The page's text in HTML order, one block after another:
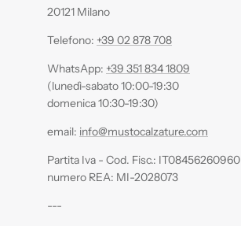
20121 Milano
Telefono: +39 02 878 708
WhatsApp: +39 351 834 1809
(lunedì-sabato 10:00-19:30
domenica 10:30-19:30)
email: info@mustocalzature.com
Partita Iva - Cod. Fisc.: IT08456260960
numero REA: MI-2028073
---